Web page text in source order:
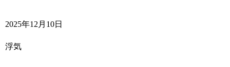
2025年12月10日
浮気